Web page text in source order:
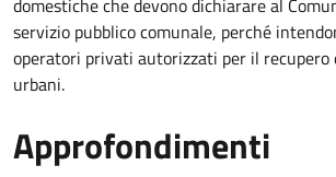
domestiche che devono dichiarare al
servizio pubblico comunale, perché
operatori privati autorizzati per il
urbani.
Approfondimenti